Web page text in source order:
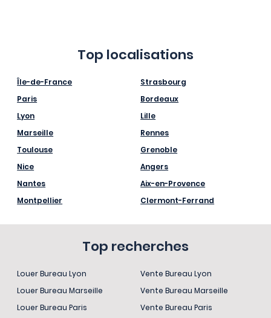
Top localisations
Île-de-France
Paris
Lyon
Marseille
Toulouse
Nice
Nantes
Montpellier
Strasbourg
Bordeaux
Lille
Rennes
Grenoble
Angers
Aix-en-Provence
Clermont-Ferrand
Top recherches
Louer Bureau Lyon
Louer Bureau Marseille
Louer Bureau Paris
Vente Bureau Lyon
Vente Bureau Marseille
Vente Bureau Paris